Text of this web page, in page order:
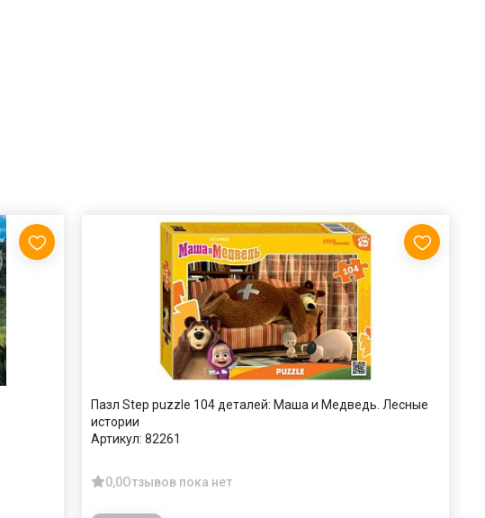
Пазл Step puzzle 104 деталей: Маша и Медведь. Лесные
истории
Артикул: 82261
0,0Отзывов пока нет